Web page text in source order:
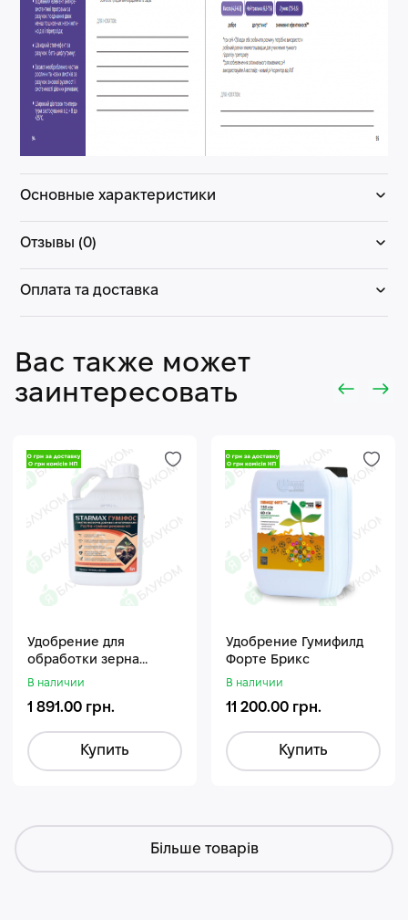
Основные характеристики
Отзывы (0)
Оплата та доставка
Вас также может
заинтересовать
Удобрение для
обработки зерна
Стармакс Гумифос
В наличии
1 891.00 грн.
Купить
Удобрение Гумифилд
Форте Брикс
В наличии
11 200.00 грн.
Купить
Більше товарів